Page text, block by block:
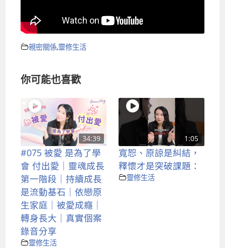
親密關係,靈修生活
你可能也喜歡
34:39
#075 被愛 是為了學
會 付出愛｜靈魂成長
第一階段｜持續成長
是流動基石｜依戀原
生家庭｜被愛成癮｜
轉身長大｜真實個案
錄音分享
靈修生活
1:05
寬恕、原諒是糾結，
釋懷才是突破課題：
靈修生活